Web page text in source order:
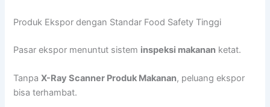
Produk Ekspor dengan Standar Food Safety Tinggi
Pasar ekspor menuntut sistem inspeksi makanan ketat.
TanpaX-Ray Scanner Produk Makanan, peluang ekspor
bisa terhambat.